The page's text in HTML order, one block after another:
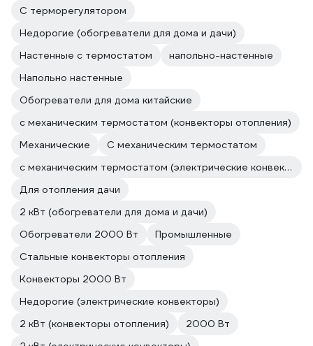
С терморегулятором
Недорогие (обогреватели для дома и дачи)
Настенные с термостатом
напольно-настенные
Напольно настенные
Обогреватели для дома китайские
с механическим термостатом (конвекторы отопления)
Механические
С механическим термостатом
с механическим термостатом (электрические конвекторы)
Для отопления дачи
2 кВт (обогреватели для дома и дачи)
Обогреватели 2000 Вт
Промышленные
Стальные конвекторы отопления
Конвекторы 2000 Вт
Недорогие (электрические конвекторы)
2 кВт (конвекторы отопления)
2000 Вт